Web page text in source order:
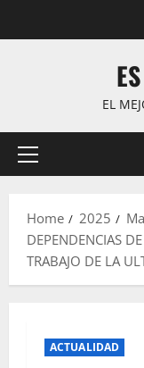
EL
Primary
Home 2025
DEPENDENCIAS
TRABAJO DE LA
ACTUALIDAD